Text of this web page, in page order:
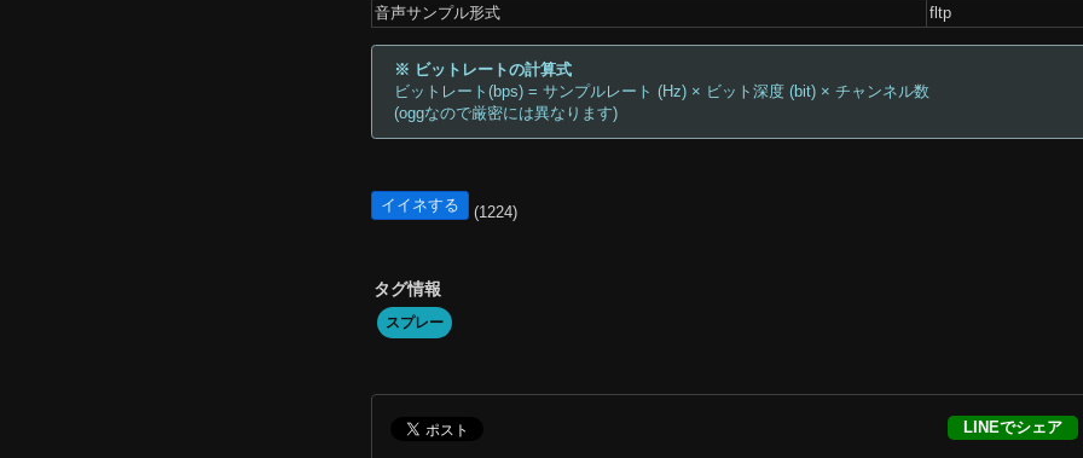
音声サンプル形式
fltp
※ ビットレートの計算式
ビットレート(bps) = サンプルレート (Hz) × ビット深度 (bit) × チャンネル数
(oggなので厳密には異なります)
イイネする (1224)
タグ情報
スプレー
LINEでシェア